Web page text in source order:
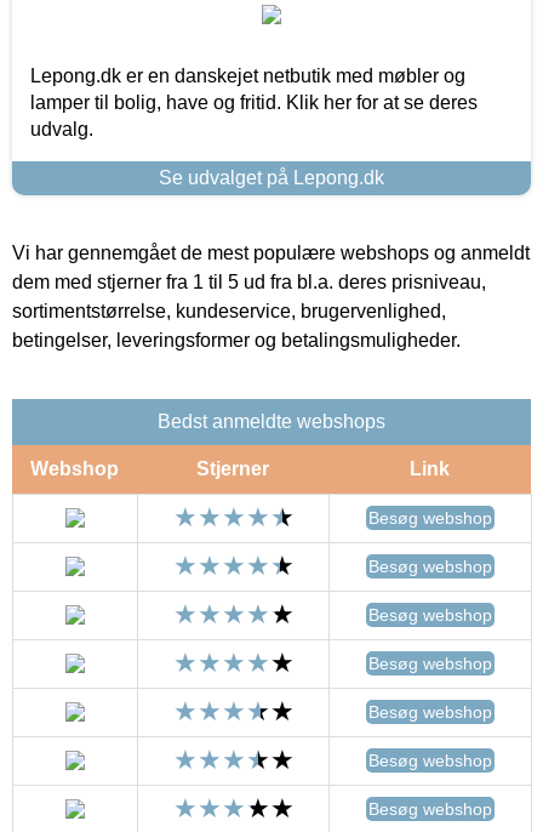
Lepong.dk er en danskejet netbutik med møbler og
lamper til bolig, have og fritid. Klik her for at se deres
udvalg.
Se udvalget på Lepong.dk
Vi har gennemgået de mest populære webshops og anmeldt
dem med stjerner fra 1 til 5 ud fra bl.a. deres prisniveau,
sortimentstørrelse, kundeservice, brugervenlighed,
betingelser, leveringsformer og betalingsmuligheder.
Bedst anmeldte webshops
Webshop Stjerner Link
Besøg webshop
Besøg webshop
Besøg webshop
Besøg webshop
Besøg webshop
Besøg webshop
Besøg webshop